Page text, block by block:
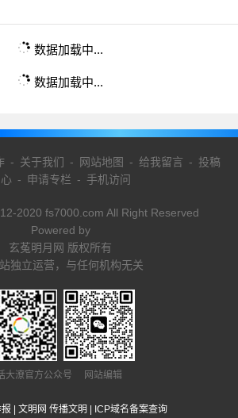
数据加载中...
数据加载中...
- 关于我们 - 网站地图 - 给我留言 - 投稿
- 申请专栏 - 手机访问
2020 fs7000.com All Right Reserved
Powered by
玄菟明月网 版权所有
独立运营，与任何机构无关
大潦官方公众号 网站编辑
文明网 传播文明 ICP域名备案查询